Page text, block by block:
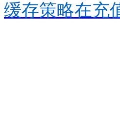
缓存策略在充